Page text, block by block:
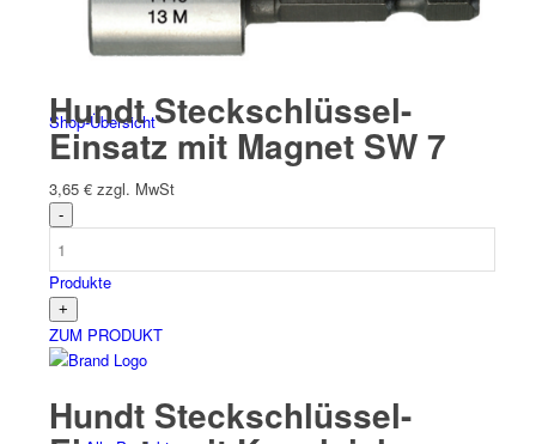
Shop-Übersicht
Produkte
Hundt Steckschlüssel-
Einsatz mit Magnet SW 7
3,65 € zzgl. MwSt
ZUM PRODUKT
Hundt Steckschlüssel-